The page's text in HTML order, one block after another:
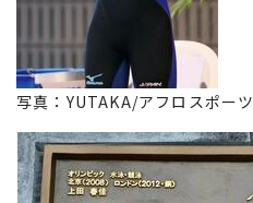
写真：YUTAKA/アフロスポーツ